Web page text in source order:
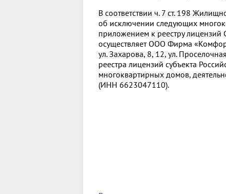
В соответствии ч. 7 ст. 198
об исключении следующих
приложением к реестру лицензий
осуществляет ООО Фирма
ул. Захарова, 8, 12, ул.
реестра лицензий субъекта
многоквартирных домов,
(ИНН 6623047110).